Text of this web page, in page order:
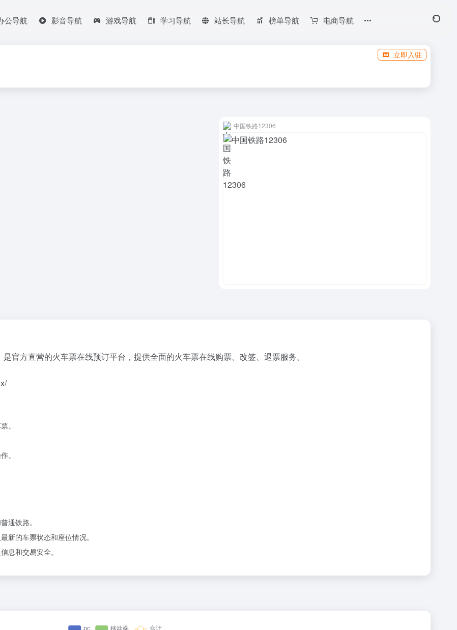
公导航 影音导航 游戏导航 学习导航 站长导航 榜单导航 电商导航
立即入驻
中国铁路12306
官方直营的火车票在线预订平台，提供全面的火车票在线购票、改签、退票服务。
。
。
通铁路。
新的车票状态和座位情况。
息和交易安全。